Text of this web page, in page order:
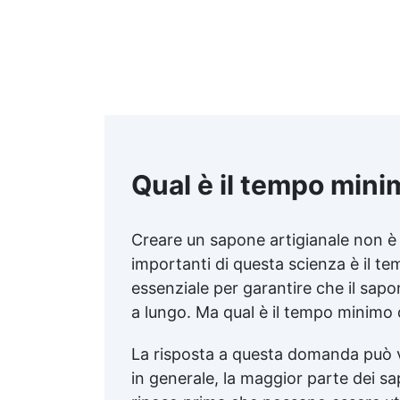
intimi). ACIDO
ETIDRONICO: utilizzato
emulsione e controllo della
viscosità ha il pregio di
neutralizzare i metalli
dispersi nell’acqua che si
usa per lavarci, rende il
acque “dure” (con alta
presenza di metalli).
OSSIDO DI TITANIO: è un
Qual è il tempo
Creare un sapone artigianale non
importanti di questa scienza è il
essenziale per garantire che il
a lungo. Ma qual è il tempo
La risposta a questa domanda
in generale, la maggior parte dei